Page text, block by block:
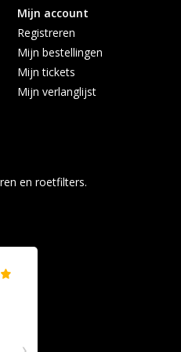
Mijn account
Registreren
Mijn bestellingen
Mijn tickets
Mijn verlanglijst
en roetfilters.